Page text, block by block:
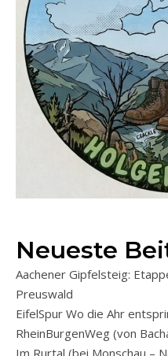
Neueste
Aachener Gipfelsteig:
Preuswald
EifelSpur Wo die Ahr
RheinBurgenWeg (von
Im Rurtal (bei Monschau –